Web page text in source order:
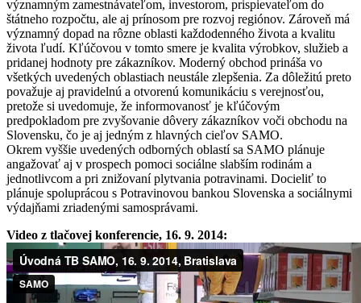
významným zamestnávateľom, investorom, prispievateľom do
štátneho rozpočtu, ale aj prínosom pre rozvoj regiónov. Zároveň má
významný dopad na rôzne oblasti každodenného života a kvalitu
života ľudí. Kľúčovou v tomto smere je kvalita výrobkov, služieb a
pridanej hodnoty pre zákazníkov. Moderný obchod prináša vo
všetkých uvedených oblastiach neustále zlepšenia. Za dôležitú preto
považuje aj pravidelnú a otvorenú komunikáciu s verejnosťou,
pretože si uvedomuje, že informovanosť je kľúčovým
predpokladom pre zvyšovanie dôvery zákazníkov voči obchodu na
Slovensku, čo je aj jedným z hlavných cieľov SAMO.
Okrem vyššie uvedených odborných oblastí sa SAMO plánuje
angažovať aj v prospech pomoci sociálne slabším rodinám a
jednotlivcom a pri znižovaní plytvania potravinami. Docieliť to
plánuje spoluprácou s Potravinovou bankou Slovenska a sociálnymi
výdajňami zriadenými samosprávami.
Video z tlačovej konferencie, 16. 9. 2014: